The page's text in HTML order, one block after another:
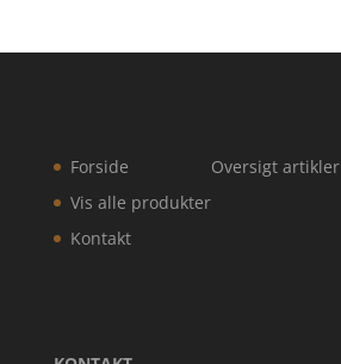
Forside
Vis alle produkter
Kontakt
Oversigt artikler